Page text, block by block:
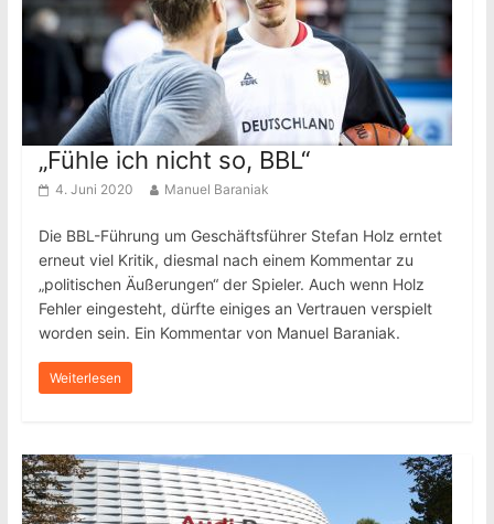
„Fühle ich nicht so, BBL“
4. Juni 2020 Manuel Baraniak
Die BBL-Führung um Geschäftsführer Stefan Holz erntet
erneut viel Kritik, diesmal nach einem Kommentar zu
„politischen Äußerungen“ der Spieler. Auch wenn Holz
Fehler eingesteht, dürfte einiges an Vertrauen verspielt
worden sein. Ein Kommentar von Manuel Baraniak.
Weiterlesen